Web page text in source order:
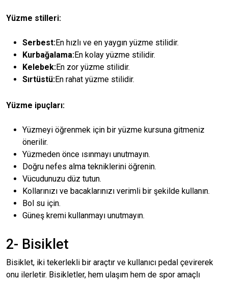
Yüzme stilleri:
Serbest:En hızlı ve en yaygın yüzme stilidir.
Kurbağalama:En kolay yüzme stilidir.
Kelebek:En zor yüzme stilidir.
Sırtüstü:En rahat yüzme stilidir.
Yüzme ipuçları:
Yüzmeyi öğrenmek için bir yüzme kursuna gitmeniz
önerilir.
Yüzmeden önce ısınmayı unutmayın.
Doğru nefes alma tekniklerini öğrenin.
Vücudunuzu düz tutun.
Kollarınızı ve bacaklarınızı verimli bir şekilde kullanın.
Bol su için.
Güneş kremi kullanmayı unutmayın.
2- Bisiklet
Bisiklet, iki tekerlekli bir araçtır ve kullanıcı pedal çevirerek
onu ilerletir. Bisikletler, hem ulaşım hem de spor amaçlı